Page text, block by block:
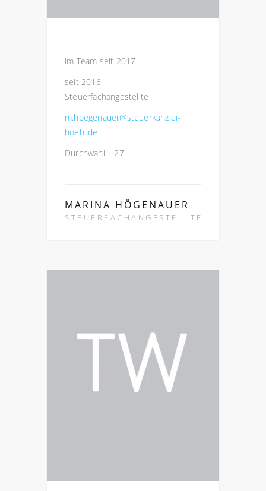
im Team seit 2017
seit 2016
Steuerfachangestellte
m.hoegenauer@steuerkanzlei-
hoehl.de
Durchwahl – 27
MARINA HÖGENAUER
STEUERFACHANGESTELLTE